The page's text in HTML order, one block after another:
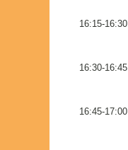
16:15-16:30
16:30-16:45
16:45-17:00